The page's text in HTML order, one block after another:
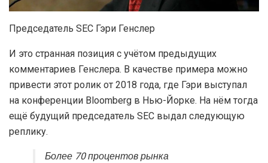
Председатель SEC Гэри Генслер
И это странная позиция с учётом предыдущих
комментариев Генслера. В качестве примера можно
привести этот ролик от 2018 года, где Гэри выступал
на конференции Bloomberg в Нью-Йорке. На нём тогда
ещё будущий председатель SEC выдал следующую
реплику.
Более 70 процентов рынка